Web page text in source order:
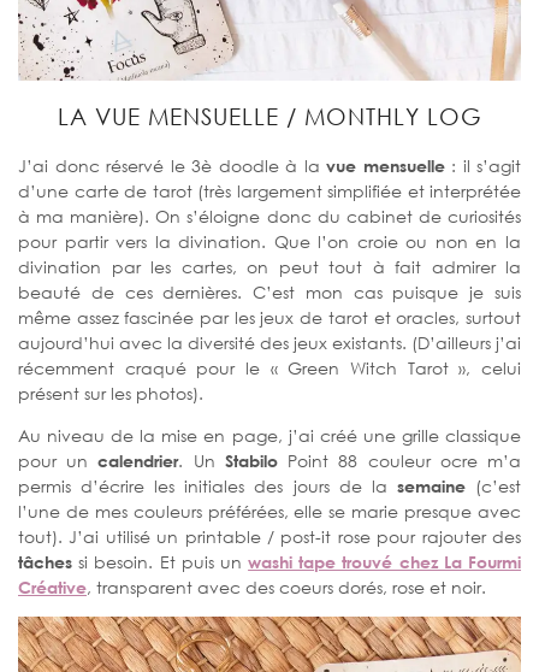
LA VUE MENSUELLE / MONTHLY LOG
J’ai donc réservé le 3è doodle à la vue mensuelle: il s’agit
d’une carte de tarot (très largement simplifiée et interprétée
à ma manière). On s’éloigne donc du cabinet de curiosités
pour partir vers la divination. Que l’on croie ou non en la
divination par les cartes, on peut tout à fait admirer la
beauté de ces dernières. C’est mon cas puisque je suis
même assez fascinée par les jeux de tarot et oracles, surtout
aujourd’hui avec la diversité des jeux existants. (D’ailleurs j’ai
récemment craqué pour le « Green Witch Tarot », celui
présent sur les photos).
Au niveau de la mise en page, j’ai créé une grille classique
pour uncalendrier. Un StabiloPoint 88 couleur ocre m’a
permis d’écrire les initiales des jours de la semaine(c’est
l’une de mes couleurs préférées, elle se marie presque avec
tout). J’ai utilisé un printable / post-it rose pour rajouter des
tâches si besoin. Et puis unwashi tape trouvé chez La Fourmi
Créative, transparent avec des coeurs dorés, rose et noir.